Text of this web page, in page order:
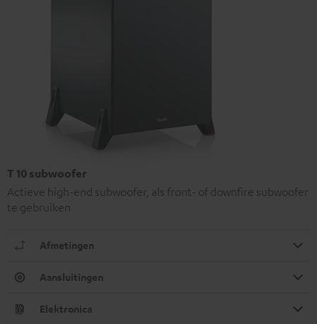
T 10 subwoofer
Actieve high-end subwoofer, als front- of downfire subwoofer
te gebruiken
Afmetingen
Aansluitingen
Elektronica